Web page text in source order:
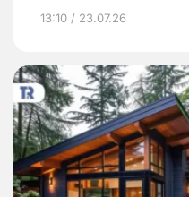
13:10 / 23.07.26